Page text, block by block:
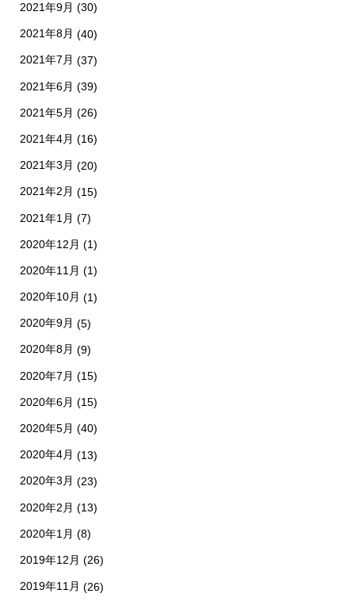
2021年9月 (30)
2021年8月 (40)
2021年7月 (37)
2021年6月 (39)
2021年5月 (26)
2021年4月 (16)
2021年3月 (20)
2021年2月 (15)
2021年1月 (7)
2020年12月 (1)
2020年11月 (1)
2020年10月 (1)
2020年9月 (5)
2020年8月 (9)
2020年7月 (15)
2020年6月 (15)
2020年5月 (40)
2020年4月 (13)
2020年3月 (23)
2020年2月 (13)
2020年1月 (8)
2019年12月 (26)
2019年11月 (26)